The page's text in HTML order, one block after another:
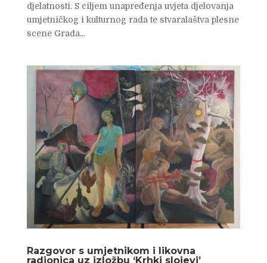
djelatnosti. S ciljem unapređenja uvjeta djelovanja
umjetničkog i kulturnog rada te stvaralaštva plesne
scene Grada...
Razgovor s umjetnikom i likovna
radionica uz izložbu ‘Krhki slojevi’